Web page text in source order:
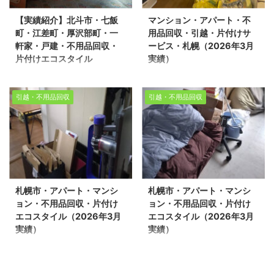
は、札幌市北区にてお引
越しに伴うマンションの
不用品回収作業をご依頼
いただきました。本作業
は、環境事業公社様と連
せていただきました。 作
業エリア： 札幌市北区
作業内容： 引越に伴う不
用品回収（環境事業公社
との連携） 間取り： マ
ンション 2LDK スタッ
フ： 4名 作業時間： 1時
間 マンションやアパート
のお引越しでは、大型家
...
ます 。 今回は、札幌市
東区にてお引越しおよび
不動産売却に伴うマンシ
ョンの片付け作業をご依
頼いただきました。本作
連携してスムーズに進め
させていただきました。
作業エリア： 札幌市東区
作業内容： 引越に伴う片
付け作業（環境事業公社
との連携） 間取り： マ
ンション 2LDK スタッ
フ： 4名 作業時間： 2時
間半 マンションやアパー
トの ...
【実績紹介】北斗市・七飯
町・江差町・厚沢部町・一
軒家・戸建・不用品回収・
片付けエコスタイル
飯町・江差町・厚沢部
町・一軒家・戸建・不用
品回収・片付けエコスタ
イル（2026年3月実績）
生活応援エコスタイルで
は、不用品回収・遺品整
理・家の片付けを行って
おります 。 今回は、江
差町にて引越しに伴う一
軒家（戸建3LDK）の不
用品回収作業をさせて頂
マンション・アパート・不
用品回収・引越・片付けサ
ービス・札幌（2026年3月
実績）
不用品回収・引越・片付
けサービス・札幌
（2026年3月実績） 生
活応援エコスタイルで
は、不用品回収・遺品整
理・生前整理・家の片付
けを行っております。今
回は、札幌市東区で引越
に伴う片付け作業を環境
事業公社とさせて頂きま
した ※スタッフ4名 ※作
引越・不用品回収
札幌市・アパート・マンシ
ョン・不用品回収・片付け
エコスタイル（2026年3月
実績）
引越・不用品回収
札幌市・アパート・マンシ
ョン・不用品回収・片付け
エコスタイル（2026年3月
実績）